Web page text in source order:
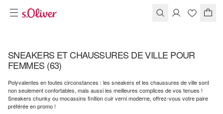
SNEAKERS ET CHAUSSURES DE VILLE POUR
FEMMES (63)
Polyvalentes en toutes circonstances : les sneakers et les chaussures de ville sont
non seulement confortables, mais aussi les meilleures complices de vos tenues !
Sneakers chunky ou mocassins finition cuir verni moderne, offrez-vous votre paire
préférée en promo !